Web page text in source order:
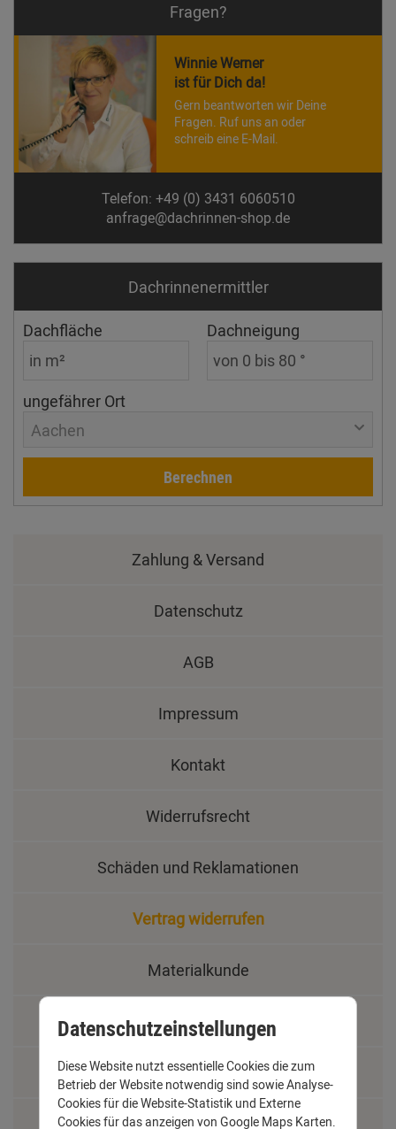
Fragen?
Winnie Werner
ist für Dich da!
Gern beantworten wir Deine
Fragen. Ruf uns an oder
schreib eine E-Mail.
Telefon: +49 (0) 3431 6060510
anfrage@dachrinnen-shop.de
Dachrinnen­ermittler
Dachfläche Dachneigung
ungefährer Ort
Aachen
Berechnen
Zahlung & Versand
Datenschutz
AGB
Impressum
Kontakt
Widerrufsrecht
Schäden und Reklamationen
Vertrag widerrufen
Materialkunde
Fachbegriffe
Jobs
Montage und Installationshilfen
Datenschutzeinstellungen
Diese Website nutzt essentielle Cookies die zum
Betrieb der Website notwendig sind sowie Analyse-
Cookies für die Website-Statistik und Externe
Cookies für das anzeigen von Google Maps Karten.